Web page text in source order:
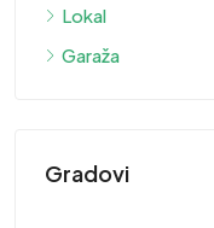
Lokal
Garaža
Gradovi